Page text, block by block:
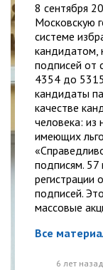
8 сентября
Московскую
системе
кандидатом,
подписей от
4354 до
кандидаты
качестве
человека: из
имеющих
подписям.
регистрации
подписей.
массовые
Все
6 лет назад